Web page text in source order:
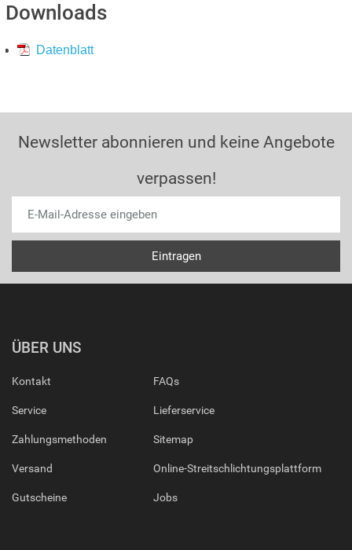
Downloads
Datenblatt
Newsletter abonnieren und keine Angebote
verpassen!
ÜBER UNS
Kontakt
Service
Zahlungsmethoden
Versand
Gutscheine
FAQs
Lieferservice
Sitemap
Online-Streitschlichtungsplattform
Jobs